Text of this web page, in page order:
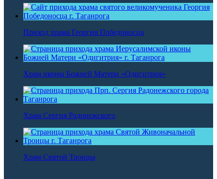
Приход храма Георгия Победоносца
Храм иконы Божией Матери «Одигитрия»
Храм Сергия Радонежского
Храм Святой Троицы